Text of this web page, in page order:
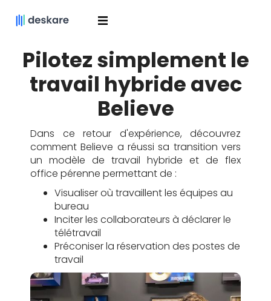
Pilotez simplement le
travail hybride avec
Believe
Dans ce retour d'expérience, découvrez
comment Believe a réussi sa transition vers
un modèle de travail hybride et de flex
office pérenne permettant de :
Visualiser où travaillent les équipes au
bureau
Inciter les collaborateurs à déclarer le
télétravail
Préconiser la réservation des postes de
travail